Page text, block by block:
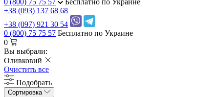
0 (800) 75 75 57
Бесплатно по Украине
+38 (093) 137 68 68
+38 (097) 921 30 54
0 (800) 75 75 57 Бесплатно по Украине
0
Вы выбрали:
Оливковий
Очистить все
Подобрать
Сортировка